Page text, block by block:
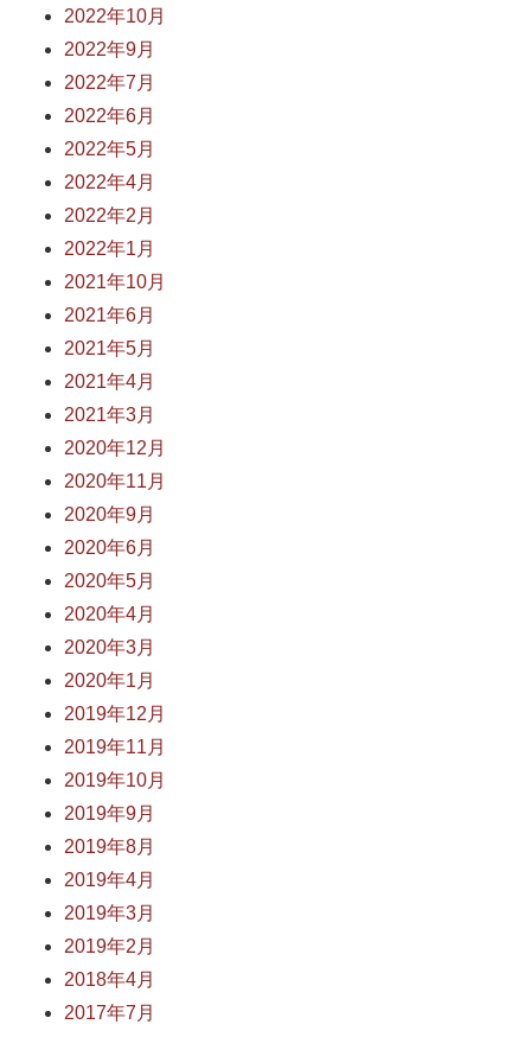
2022年10月
2022年9月
2022年7月
2022年6月
2022年5月
2022年4月
2022年2月
2022年1月
2021年10月
2021年6月
2021年5月
2021年4月
2021年3月
2020年12月
2020年11月
2020年9月
2020年6月
2020年5月
2020年4月
2020年3月
2020年1月
2019年12月
2019年11月
2019年10月
2019年9月
2019年8月
2019年4月
2019年3月
2019年2月
2018年4月
2017年7月